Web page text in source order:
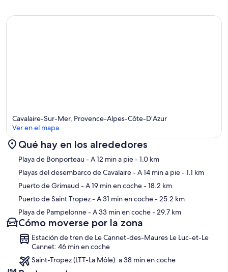
Mapa
Cavalaire-Sur-Mer, Provence-Alpes-Côte-D’Azur
Ver en el mapa
Qué hay en los alrededores
Playa de Bonporteau - A 12 min a pie- 1.0 km
Playas del desembarco de Cavalaire- A 14 min a pie- 1.1 km
Puerto de Grimaud - A 19 min en coche- 18.2 km
Puerto de Saint Tropez- A 31 min en coche- 25.2 km
Playa de Pampelonne- A 33 min en coche- 29.7 km
Cómo moverse por la zona
Estación de tren de Le Cannet-des-Maures Le Luc-et-Le
Cannet: 46 min en coche
Saint-Tropez (LTT-La Môle): a 38 min en coche